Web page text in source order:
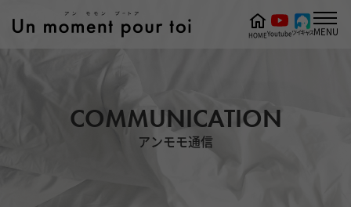
COMMUNICATION
アンモモ通信
HOMEYoutubeツイキャスMENU